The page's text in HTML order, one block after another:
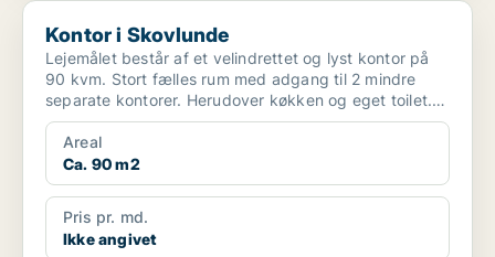
Kontor i Skovlunde
Kontor i Skovlunde
Lejemålet består af et velindrettet og lyst kontor på
90 kvm. Stort fælles rum med adgang til 2 mindre
separate kontorer. Herudover køkken og eget toilet.
...
Areal
Ca. 90 m2
Pris pr. md.
Ikke angivet